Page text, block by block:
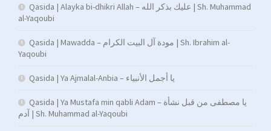
Qasida | Alayka bi-dhikri Allah – عليك بذكر الله | Sh. Muhammad
al-Yaqoubi
Qasida | Mawadda – مودة آل البيت الكرام | Sh. Ibrahim al-
Yaqoubi
Qasida | Ya Ajmalal-Anbia – يا أجمل الأنبياء
Qasida | Ya Mustafa min qabli Adam – يا مصطفى من قبل نشأة
آدم | Sh. Muhammad al-Yaqoubi